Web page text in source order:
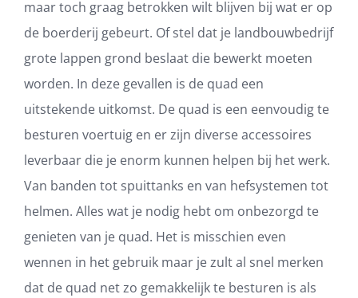
maar toch graag betrokken wilt blijven bij wat er op
de boerderij gebeurt. Of stel dat je landbouwbedrijf
grote lappen grond beslaat die bewerkt moeten
worden. In deze gevallen is de quad een
uitstekende uitkomst. De quad is een eenvoudig te
besturen voertuig en er zijn diverse accessoires
leverbaar die je enorm kunnen helpen bij het werk.
Van banden tot spuittanks en van hefsystemen tot
helmen. Alles wat je nodig hebt om onbezorgd te
genieten van je quad. Het is misschien even
wennen in het gebruik maar je zult al snel merken
dat de quad net zo gemakkelijk te besturen is als